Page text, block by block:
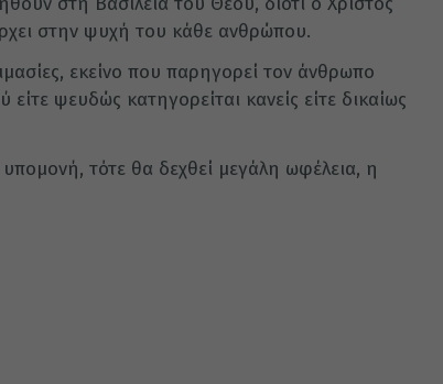
στην ψυχή του κάθε ανθρώπου.
εκείνο που παρηγορεί τον άνθρωπο
ψευδώς κατηγορείται κανείς είτε δικαίως
υπομονή, τότε θα δεχθεί μεγάλη ωφέλεια, η